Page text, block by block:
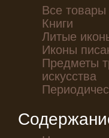
Все товары
Книги
Литые
Иконы
Предметы
искусства